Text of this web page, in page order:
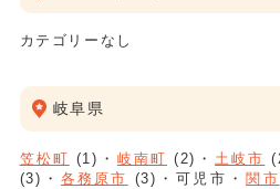
カテゴリーなし
岐阜県
笠松町 (1) 岐南町 (2) 土岐市
(3)
各務原市 (3) 可児市 関市